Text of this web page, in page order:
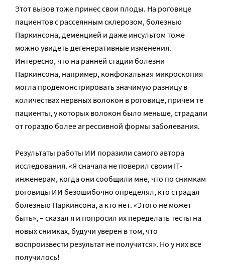
Этот вызов тоже принес свои плоды. На роговице
пациентов с рассеянным склерозом, болезнью
Паркинсона, деменцией и даже инсультом тоже
можно увидеть дегенеративные изменения.
Интересно, что на ранней стадии болезни
Паркинсона, например, конфокальная микроскопия
могла продемонстрировать значимую разницу в
количествах нервных волокон в роговице, причем те
пациенты, у которых волокон было меньше, страдали
от гораздо более агрессивной формы заболевания.
Результаты работы ИИ поразили самого автора
исследования. «Я сначала не поверил своим IT-
инженерам, когда они сообщили мне, что по снимкам
роговицы ИИ безошибочно определял, кто страдал
болезнью Паркинсона, а кто нет. «Этого не может
быть», – сказал я и попросил их переделать тесты на
новых снимках, будучи уверен в том, что
воспроизвести результат не получится». Но у них все
получилось!